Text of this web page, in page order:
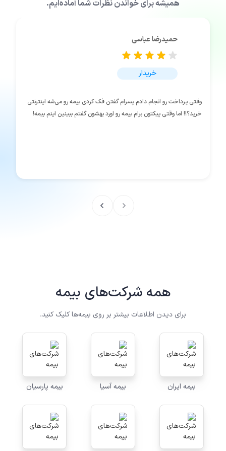
همیشه برای خواندن نظرات شما آماده‌ایم.
حمیدرضا عباسی
خریدار
وقتی پرداخت رو انجام دادم پسرام گفتن فک کردی بیمه رو می‌شه اینترنتی
خرید؟!! اما وقتی پیکتون برام بیمه رو اورد بهشون گفتم ببینین اینم بیمه!
همه شرکت‌های بیمه
برای دیدن اطلاعات بیشتر بر روی بیمه‌ها کلیک کنید.
بیمه ایران بیمه آسیا بیمه پارسیان